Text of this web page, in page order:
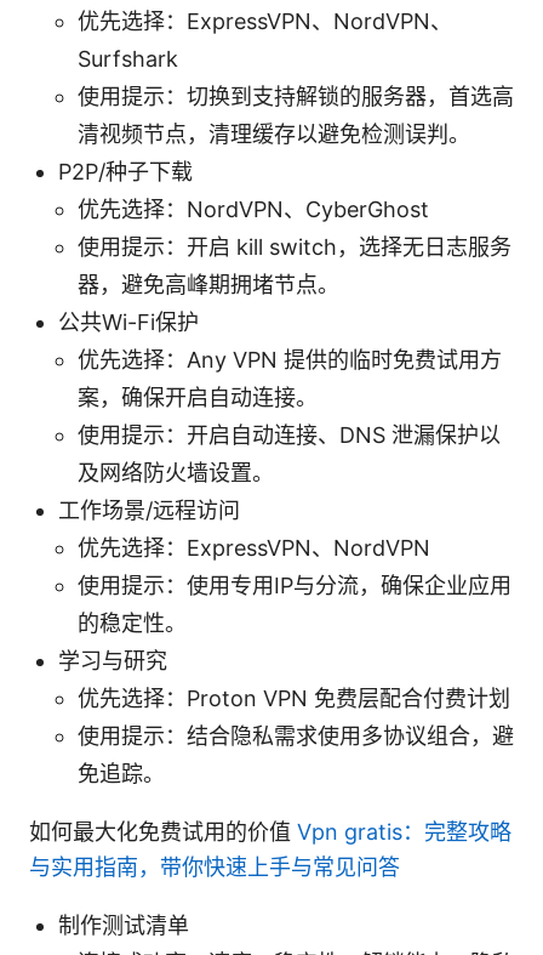
优先选择：ExpressVPN、NordVPN、
Surfshark
使用提示：切换到支持解锁的服务器，首选高
清视频节点，清理缓存以避免检测误判。
P2P/种子下载
优先选择：NordVPN、CyberGhost
使用提示：开启 kill switch，选择无日志服务
器，避免高峰期拥堵节点。
公共Wi-Fi保护
优先选择：Any VPN 提供的临时免费试用方
案，确保开启自动连接。
使用提示：开启自动连接、DNS 泄漏保护以
及网络防火墙设置。
工作场景/远程访问
优先选择：ExpressVPN、NordVPN
使用提示：使用专用IP与分流，确保企业应用
的稳定性。
学习与研究
优先选择：Proton VPN 免费层配合付费计划
使用提示：结合隐私需求使用多协议组合，避
免追踪。
如何最大化免费试用的价值 Vpn gratis：完整攻略
与实用指南，带你快速上手与常见问答
制作测试清单